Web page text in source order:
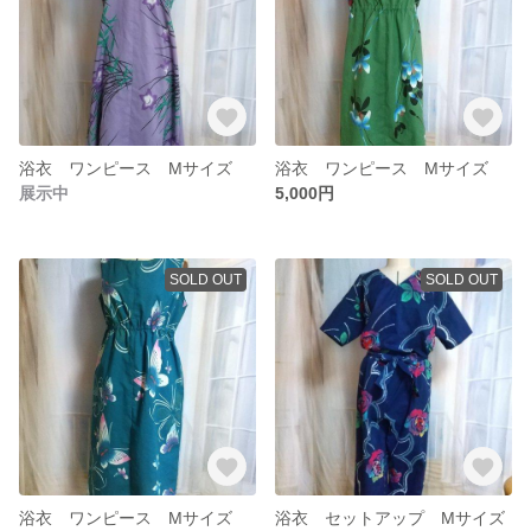
浴衣 ワンピース Mサイズ
展示中
浴衣 ワンピース Mサイズ
5,000円
SOLD OUT
浴衣 ワンピース Mサイズ
SOLD OUT
浴衣 セットアップ Mサイズ